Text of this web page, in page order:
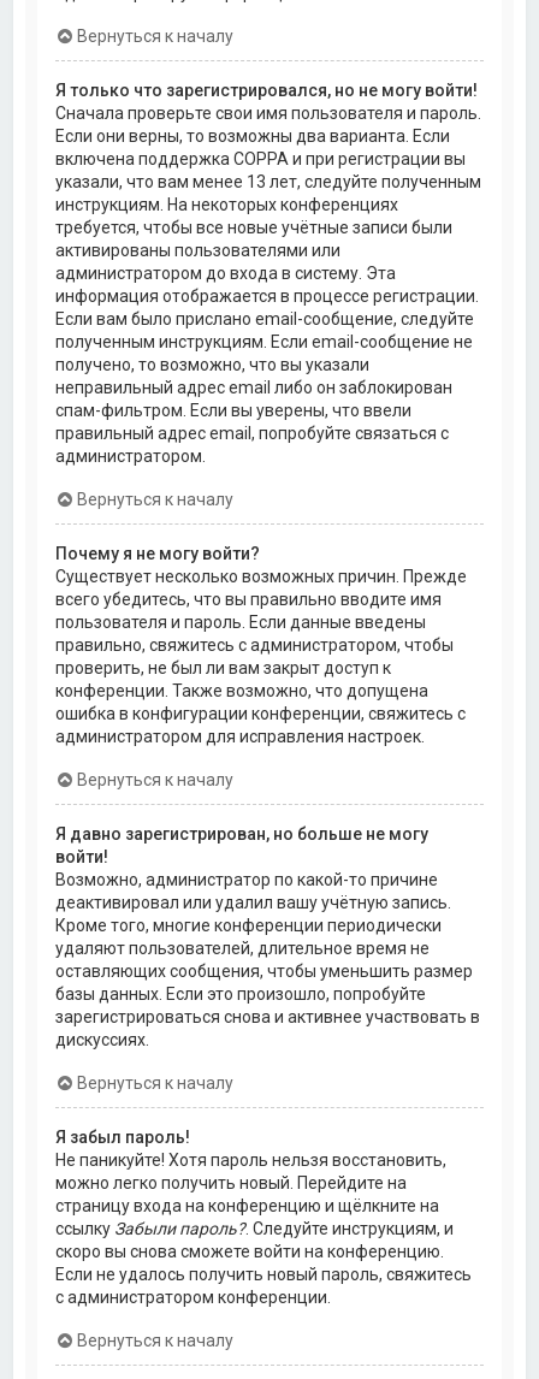
Вернуться к началу
Я только что зарегистрировался, но не могу войти!
Сначала проверьте свои имя пользователя и пароль.
Если они верны, то возможны два варианта. Если
включена поддержка COPPA и при регистрации вы
указали, что вам менее 13 лет, следуйте полученным
инструкциям. На некоторых конференциях
требуется, чтобы все новые учётные записи были
активированы пользователями или
администратором до входа в систему. Эта
информация отображается в процессе регистрации.
Если вам было прислано email-сообщение, следуйте
полученным инструкциям. Если email-сообщение не
получено, то возможно, что вы указали
неправильный адрес email либо он заблокирован
спам-фильтром. Если вы уверены, что ввели
правильный адрес email, попробуйте связаться с
администратором.
Вернуться к началу
Почему я не могу войти?
Существует несколько возможных причин. Прежде
всего убедитесь, что вы правильно вводите имя
пользователя и пароль. Если данные введены
правильно, свяжитесь с администратором, чтобы
проверить, не был ли вам закрыт доступ к
конференции. Также возможно, что допущена
ошибка в конфигурации конференции, свяжитесь с
администратором для исправления настроек.
Вернуться к началу
Я давно зарегистрирован, но больше не могу
войти!
Возможно, администратор по какой-то причине
деактивировал или удалил вашу учётную запись.
Кроме того, многие конференции периодически
удаляют пользователей, длительное время не
оставляющих сообщения, чтобы уменьшить размер
базы данных. Если это произошло, попробуйте
зарегистрироваться снова и активнее участвовать в
дискуссиях.
Вернуться к началу
Я забыл пароль!
Не паникуйте! Хотя пароль нельзя восстановить,
можно легко получить новый. Перейдите на
страницу входа на конференцию и щёлкните на
ссылку Забыли пароль?. Следуйте инструкциям, и
скоро вы снова сможете войти на конференцию.
Если не удалось получить новый пароль, свяжитесь
с администратором конференции.
Вернуться к началу